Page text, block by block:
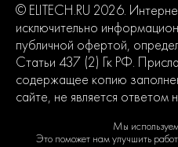
© ELITECH.RU 2026.
исключительно
публичной офертой,
Статьи 437 (2) Гк РФ.
содержащее копию
сайте, не является
сайта.
Мы
Это поможет нам улучшить